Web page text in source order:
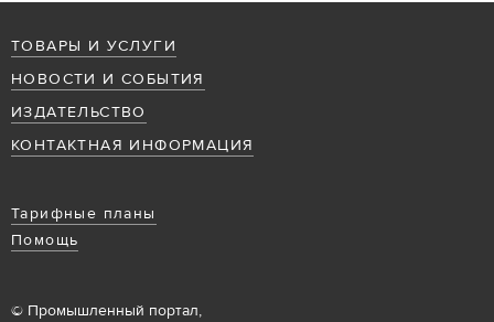
ТОВАРЫ И УСЛУГИ
НОВОСТИ И СОБЫТИЯ
ИЗДАТЕЛЬСТВО
КОНТАКТНАЯ ИНФОРМАЦИЯ
Тарифные планы
Помощь
© Промышленный портал,